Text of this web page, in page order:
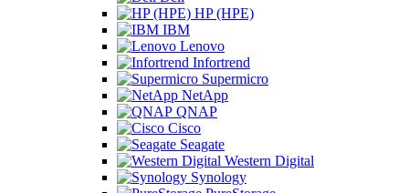
HP (HPE)
IBM
Lenovo
Infortrend
Supermicro
NetApp
QNAP
Cisco
Seagate
Western Digital
Synology